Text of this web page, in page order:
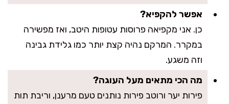
אפשר להקפיא?
כן. אני מקפיאה פרוסות עטופות היטב, ואז מפשירה
במקרר. המרקם נהיה קצת יותר כמו גלידת גבינה
וזה משגע.
מה הכי מתאים מעל העוגה?
פירות יער ורוטב פירות נותנים טעם מרענן, וריבת תות